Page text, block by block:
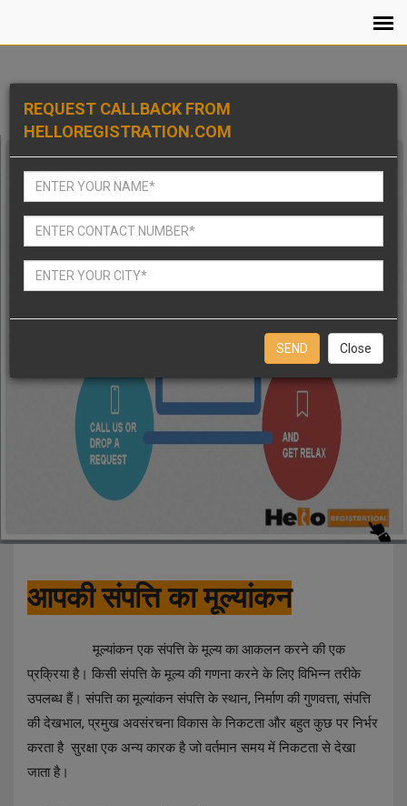
REQUEST CALLBACK FROM
HELLOREGISTRATION.COM
Close
आपकी संपत्ति का मूल्यांकन
मूल्यांकन एक संपत्ति के मूल्य का आकलन करने की एक
प्रक्रिया है। किसी संपत्ति के मूल्य की गणना करने के लिए विभिन्न तरीके
उपलब्ध हैं। संपत्ति का मूल्यांकन संपत्ति के स्थान, निर्माण की गुणवत्ता, संपत्ति
की देखभाल, प्रमुख अवसंरचना विकास के निकटता और बहुत कुछ पर निर्भर
करता है सुरक्षा एक अन्य कारक है जो वर्तमान समय में निकटता से देखा
जाता है।